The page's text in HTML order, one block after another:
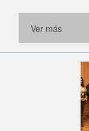
Ver más